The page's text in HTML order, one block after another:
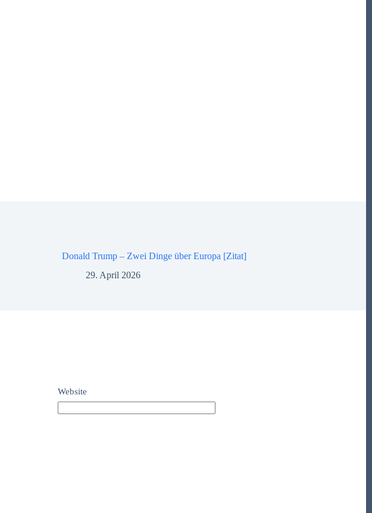
Donald Trump – Zwei Dinge über Europa [Zitat]
29. April 2026
Website